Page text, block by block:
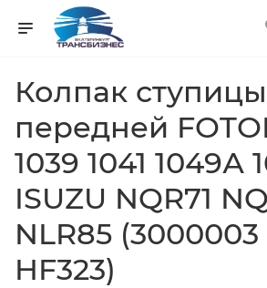
Колпак ступицы
передней
1039 1041 1049А
ISUZU NQR71
NLR85 (3000003
HF323)